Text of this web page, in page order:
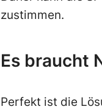
zustimmen.
Es braucht
Perfekt ist die